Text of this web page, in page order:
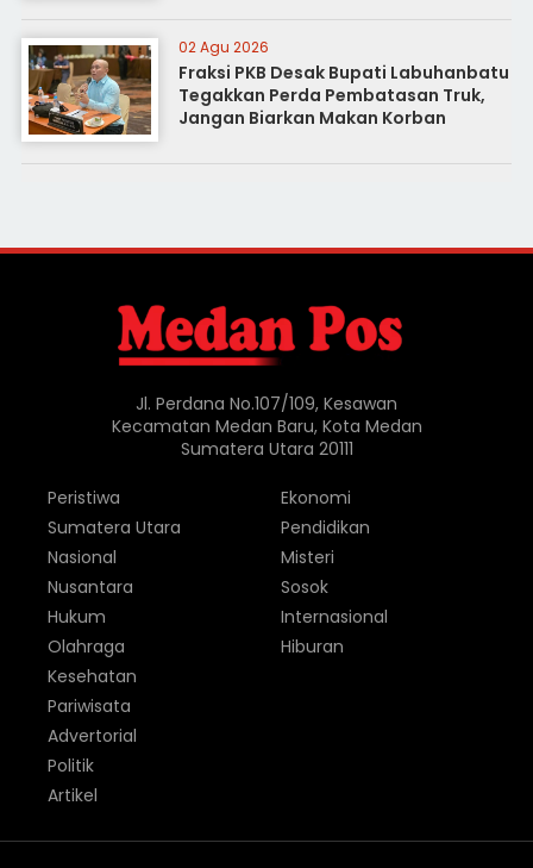
02 Agu 2026
Fraksi PKB Desak Bupati Labuhanbatu
Tegakkan Perda Pembatasan Truk,
Jangan Biarkan Makan Korban
Jl. Perdana No.107/109, Kesawan
Kecamatan Medan Baru, Kota Medan
Sumatera Utara 20111
Peristiwa
Sumatera Utara
Nasional
Nusantara
Hukum
Olahraga
Ekonomi
Pendidikan
Misteri
Sosok
Internasional
Hiburan
Kesehatan
Pariwisata
Advertorial
Politik
Artikel